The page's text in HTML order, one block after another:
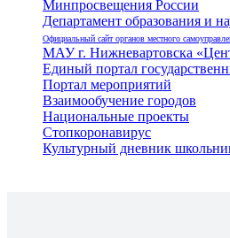
Минпросвещения России
Департамент образования
Официальный сайт органов местного
МАУ г. Нижневартовска
Единый портал
Портал мероприятий
Взаимообучение городов
Национальные проекты
Стопкоронавирус
Культурный дневник